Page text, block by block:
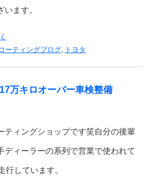
ます。
ーティングブログ, トヨタ
万キロオーバー車検整備
ティングショップです笑自分の後輩
ディーラーの系列で営業で使われて
行しています。